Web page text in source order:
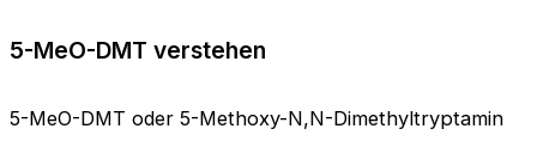
5-MeO-DMT verstehen
5-MeO-DMT oder 5-Methoxy-N,N-Dimethyltryptamin